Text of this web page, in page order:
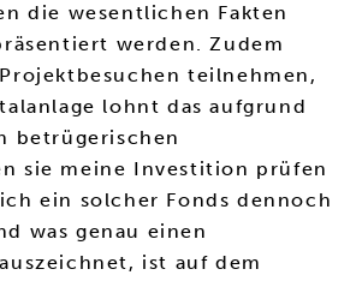
die wesentlichen Fakten
werden. Zudem
teilnehmen,
lohnt das aufgrund
betrügerischen
sie meine Investition prüfen
ein solcher Fonds dennoch
was genau einen
ist auf dem